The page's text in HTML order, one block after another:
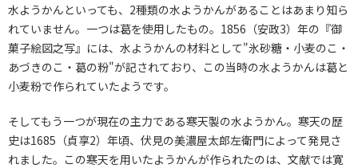
水ようかんといっても、2種類の水ようかんがあることはあまり知ら
れていません。一つは葛を使用したもの。1856（安政3）年の『御
菓子絵図之写』には、水ようかんの材料として"氷砂糖・小麦のこ・
あづきのこ・葛の粉"が記されており、この当時の水ようかんは葛と
小麦粉で作られていたようです。
そしてもう一つが現在の主力である寒天製の水ようかん。寒天の歴
史は1685（貞享2）年頃、伏見の美濃屋太郎左衛門によって発見さ
れました。この寒天を用いたようかんが作られたのは、文献では寛